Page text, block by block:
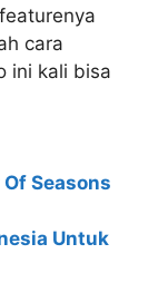
cara
ini kali bisa
Seasons
Untuk